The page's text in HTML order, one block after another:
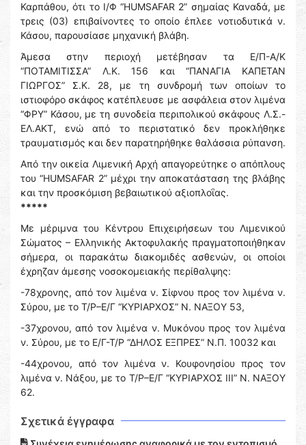
Καρπάθου, ότι το Ι/Φ “HUMSAFAR 2” σημαίας Καναδά, με
τρεις (03) επιβαίνοντες το οποίο έπλεε νοτιοδυτικά ν.
Κάσου, παρουσίασε μηχανική βλάβη.
Άμεσα στην περιοχή μετέβησαν τα Ε/Π-Α/Κ
“ΠΟΤΑΜΙΤΙΣΣΑ” Λ.Κ. 156 και “ΠΑΝΑΓΙΑ ΚΑΠΕΤΑΝ
ΓΙΩΡΓΟΣ” Σ.Κ. 28, με τη συνδρομή των οποίων το
ιστιοφόρο σκάφος κατέπλευσε με ασφάλεια στον λιμένα
“ΦΡΥ” Κάσου, με τη συνοδεία περιπολικού σκάφους Λ.Σ.-
ΕΛ.ΑΚΤ, ενώ από το περιστατικό δεν προκλήθηκε
τραυματισμός και δεν παρατηρήθηκε θαλάσσια ρύπανση.
Από την οικεία Λιμενική Αρχή απαγορεύτηκε ο απόπλους
του “HUMSAFAR 2” μέχρι την αποκατάσταση της βλάβης
και την προσκόμιση βεβαιωτικού αξιοπλοΐας.
*****
Με μέριμνα του Κέντρου Επιχειρήσεων του Λιμενικού
Σώματος – Ελληνικής Ακτοφυλακής πραγματοποιήθηκαν
σήμερα, οι παρακάτω διακομιδές ασθενών, οι οποίοι
έχρηζαν άμεσης νοσοκομειακής περίθαλψης:
-78χρονης, από τον λιμένα ν. Σίφνου προς τον λιμένα ν.
Σύρου, με το Τ/Ρ–Ε/Γ “ΚΥΡΙΑΡΧΟΣ” Ν. ΝΑΞΟΥ 53,
-37χρονου, από τον λιμένα ν. Μυκόνου προς τον λιμένα
ν. Σύρου, με το Ε/Γ-Τ/Ρ “ΔΗΛΟΣ ΕΞΠΡΕΣ” Ν.Π. 10032 και
-44χρονου, από τον λιμένα ν. Κουφονησίου προς τον
λιμένα ν. Νάξου, με το Τ/Ρ–Ε/Γ “ΚΥΡΙΑΡΧΟΣ ΙΙΙ” Ν. ΝΑΞΟΥ
62.
Σχετικά έγγραφα